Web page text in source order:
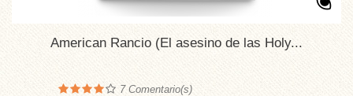
American Rancio (El asesino de las Holy...
7Comentario(s)